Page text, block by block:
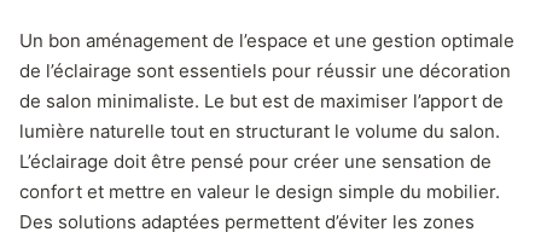
Un bon aménagement de l’espace et une gestion optimale
de l’éclairage sont essentiels pour réussir une décoration
de salon minimaliste. Le but est de maximiser l’apport de
lumière naturelle tout en structurant le volume du salon.
L’éclairage doit être pensé pour créer une sensation de
confort et mettre en valeur le design simple du mobilier.
Des solutions adaptées permettent d’éviter les zones